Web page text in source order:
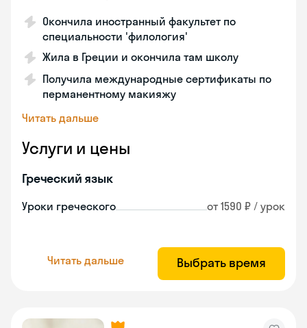
Окончила иностранный факультет по
специальности 'филология'
Жила в Греции и окончила там школу
Получила международные сертификаты по
перманентному макияжу
Читать дальше
Услуги и цены
Греческий язык
Уроки греческого от 1590 ₽ / урок
Читать дальше Выбрать время